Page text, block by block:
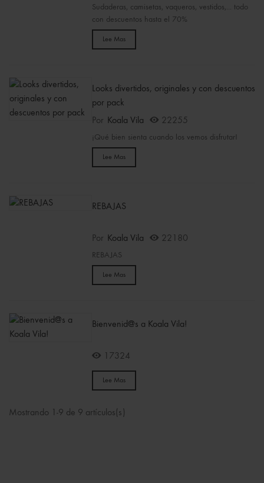
Sudaderas, camisetas, vaqueros, vestidos,... todo
con descuentos hasta el 70%
Lee Mas
Looks divertidos, originales y con descuentos
por pack
Por
Koala Vila 22255
¡Qué bien sienta cuando los vemos disfrutar!
Lee Mas
REBAJAS
Por Koala Vila 22180
REBAJAS
Lee Mas
Bienvenid@s a Koala Vila!
17324
Lee Mas
Mostrando 1-9 de 9 artículos(s)